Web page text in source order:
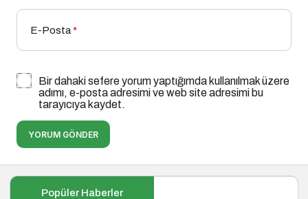
E-Posta*
Bir dahaki sefere yorum yaptığımda kullanılmak üzere
adımı, e-posta adresimi ve web site adresimi bu
tarayıcıya kaydet.
YORUM GÖNDER
Popüler Haberler